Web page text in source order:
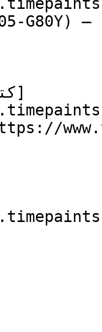
G80Y)